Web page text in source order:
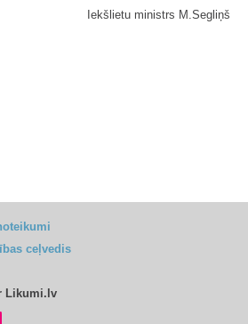
Iekšlietu ministrs M.Segliņš
ceļvedis
Likumi.lv